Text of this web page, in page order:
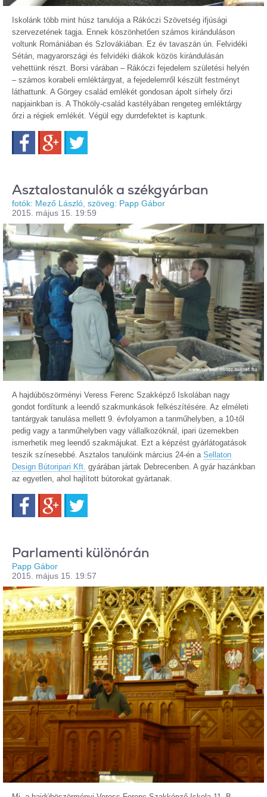
Iskolánk több mint húsz tanulója a Rákóczi Szövetség ifjúsági
szervezetének tagja. Ennek köszönhetően számos kiránduláson
voltunk Romániában és Szlovákiában. Ez év tavaszán ún. Felvidéki
Sétán, magyarországi és felvidéki diákok közös kirándulásán
vehettünk részt. Borsi várában – Rákóczi fejedelem születési helyén
– számos korabeli emléktárgyat, a fejedelemről készült festményt
láthattunk. A Görgey család emlékét gondosan ápolt sírhely őrzi
napjainkban is. A Thököly-család kastélyában rengeteg emléktárgy
őrzi a régiek emlékét. Végül egy durrdefektet is kaptunk.
FacebookGoogle+
Asztalostanulók a székgyárban
fotók: Mező László, szöveg: Papp Gábor
2015. május 15. 19:59
A hajdúböszörményi Veress Ferenc Szakképző Iskolában nagy
gondot fordítunk a leendő szakmunkások felkészítésére. Az elméleti
tantárgyak tanulása mellett 9. évfolyamon a tanműhelyben, a 10-től
pedig vagy a tanműhelyben vagy vállalkozóknál, ipari üzemekben
ismerhetik meg leendő szakmájukat. Ezt a képzést gyárlátogatások
teszik színesebbé. Asztalos tanulóink március 24-én a Sellaton
Design Bútoripari Kft. gyárában jártak Debrecenben. A gyár hazánkban
az egyetlen, ahol hajlított bútorokat gyártanak.
FacebookGoogle+
Parlamenti különórán
Papp Gábor
2015. május 15. 19:57